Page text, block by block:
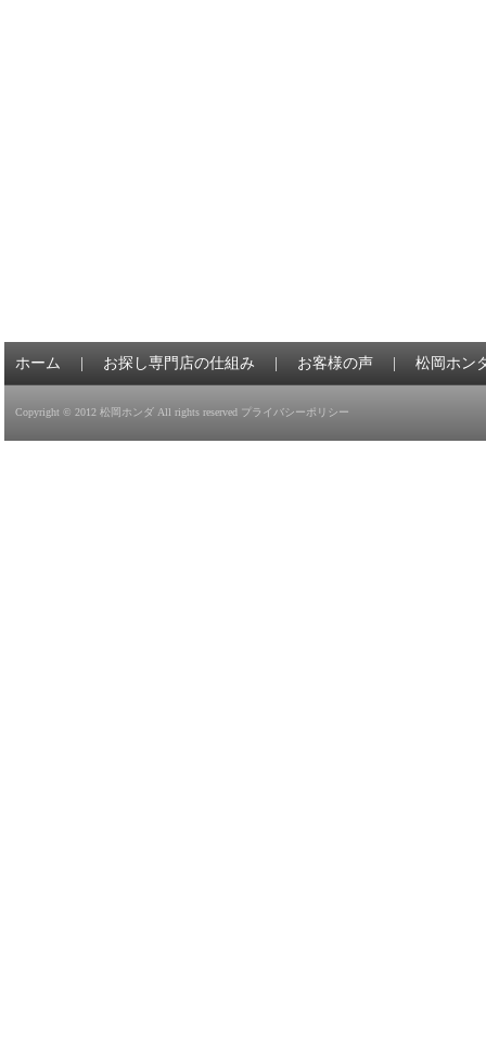
ホーム お探し専門店の仕組み お客様の声 松岡ホン
Copyright © 2012 松岡ホンダ All rights reserved プライバシーポリシー